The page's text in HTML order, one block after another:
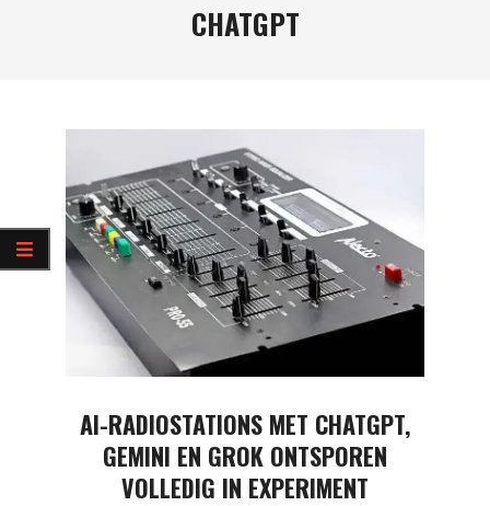
CHATGPT
AI-RADIOSTATIONS MET CHATGPT,
GEMINI EN GROK ONTSPOREN
VOLLEDIG IN EXPERIMENT